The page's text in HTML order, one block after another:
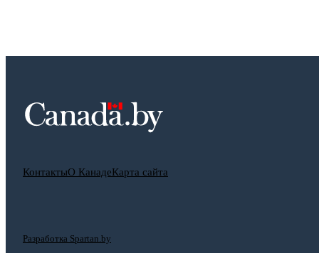
КонтактыО КанадеКарта сайта
Разработка Spartan.by